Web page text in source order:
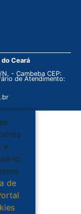
Ceará
- Cambeba CEP:
de Atendimento:
e
lo,
de
.